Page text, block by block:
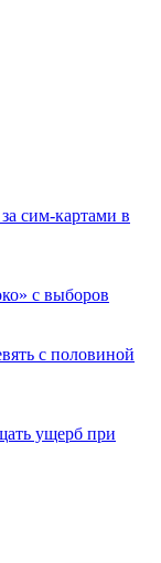
сим-картами в
с выборов
с половиной
ущерб при